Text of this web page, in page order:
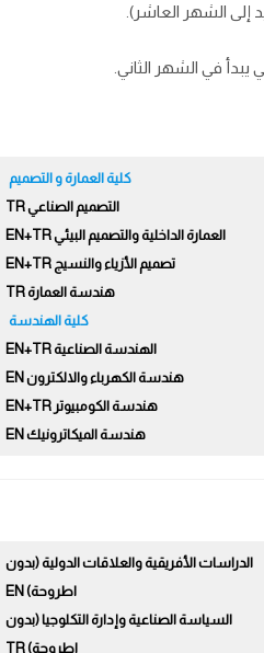
إلى الشهر العاشر).
في الشهر الثاني.
كلية العمارة و التصميم
التصميم الصناعي TR
العمارة الداخلية والتصميم البيئي EN+TR
تصميم الأزياء والنسيج EN+TR
هندسة العمارة TR
كلية الهندسة
الهندسة الصناعية EN+TR
هندسة الكهرباء والالكترون EN
هندسة الكومبيوتر EN+TR
هندسة الميكاترونيك EN
الدراسات الأفريقية والعلاقات الدولية (بدون
اطروحة) EN
السياسة الصناعية وإدارة التكلوجيا (بدون
اطروحة) TR